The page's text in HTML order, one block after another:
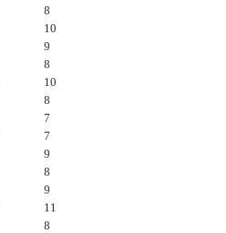
8
10
9
8
10
8
7
7
9
8
9
11
8